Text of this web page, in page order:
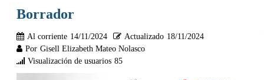
Borrador
Al corriente 14/11/2024 Actualizado 18/11/2024
Por Gisell Elizabeth Mateo Nolasco
Visualización de usuarios 85